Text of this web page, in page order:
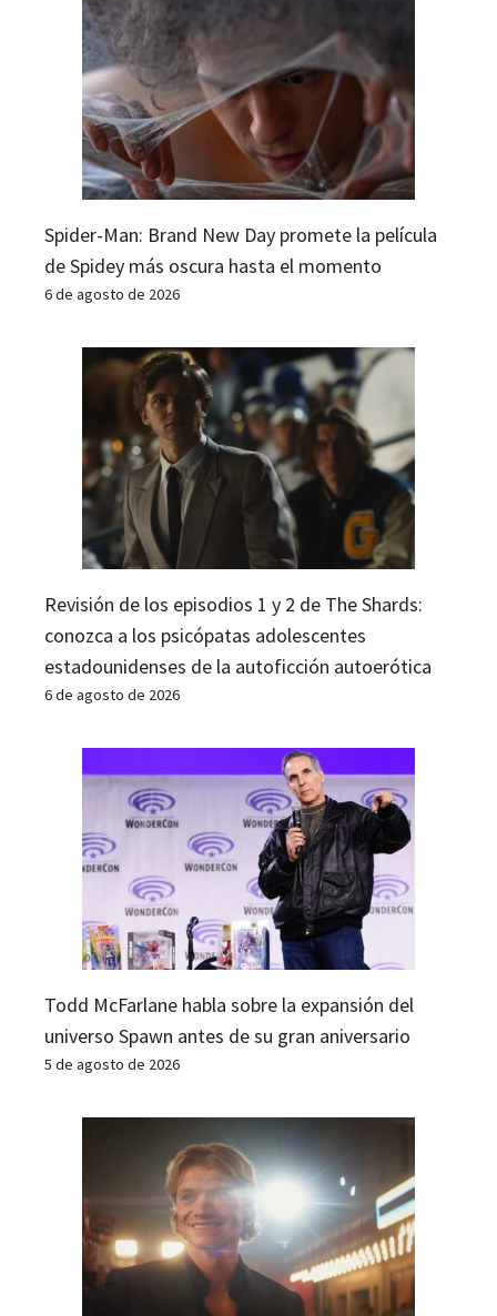
Spider-Man: Brand New Day promete la película
de Spidey más oscura hasta el momento
6 de agosto de 2026
Revisión de los episodios 1 y 2 de The Shards:
conozca a los psicópatas adolescentes
estadounidenses de la autoficción autoerótica
6 de agosto de 2026
Todd McFarlane habla sobre la expansión del
universo Spawn antes de su gran aniversario
5 de agosto de 2026